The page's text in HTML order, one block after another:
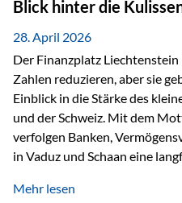
langfristig durch
durch die Fähigkeit von
Blick hinter die
28. April 2026
Der Finanzplatz
Zahlen reduzieren, aber sie
Einblick in die Stärke des
und der Schweiz. Mit dem Motto „Denken in Generationen“
verfolgen Banken,
in Vaduz und Schaan eine
Marktzugang Liechtenstein
Mehr lesen